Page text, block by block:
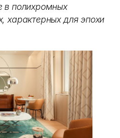
в полихромных
характерных для эпохи